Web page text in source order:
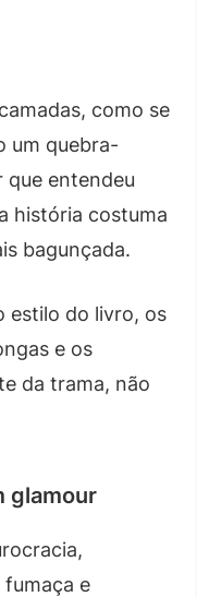
como se
um quebra-
que entendeu
história costuma
bagunçada.
estilo do livro, os
e os
da trama, não
glamour
fumaça e